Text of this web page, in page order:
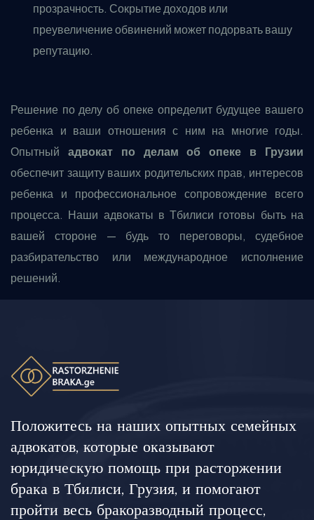
прозрачность. Сокрытие доходов или
преувеличение обвинений может подорвать вашу
репутацию.
Решение по делу об опеке определит будущее вашего
ребенка и ваши отношения с ним на многие годы.
Опытный адвокат по делам об опеке в Грузии
обеспечит защиту ваших родительских прав, интересов
ребенка и профессиональное сопровождение всего
процесса. Наши адвокаты в Тбилиси готовы быть на
вашей стороне — будь то переговоры, судебное
разбирательство или международное исполнение
решений.
Положитесь на наших опытных семейных
адвокатов, которые оказывают
юридическую помощь при расторжении
брака в Тбилиси, Грузия, и помогают
пройти весь бракоразводный процесс,